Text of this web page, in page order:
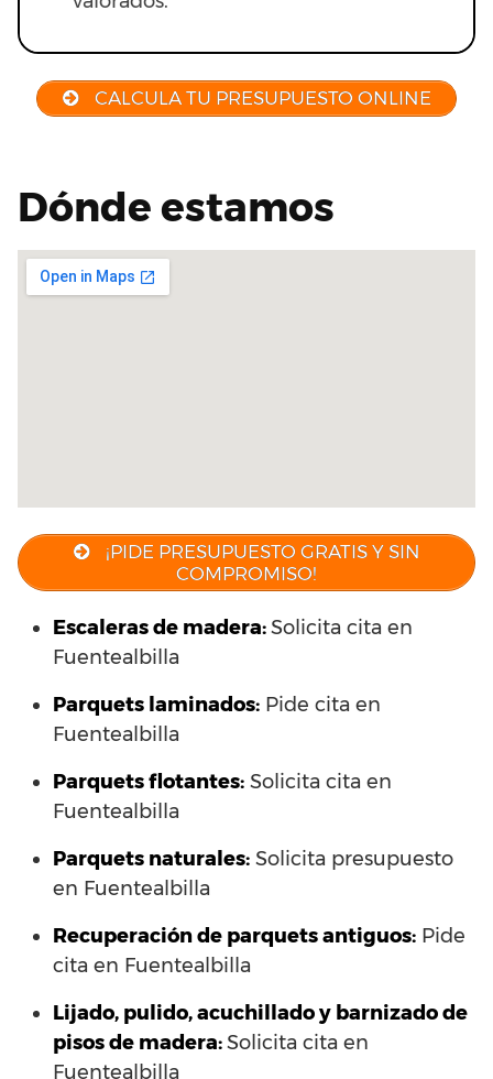
CALCULA TU PRESUPUESTO ONLINE
Dónde estamos
¡PIDE PRESUPUESTO GRATIS Y SIN
COMPROMISO!
Escaleras de madera:Solicita cita en
Fuentealbilla
Parquets laminados: Pide cita en
Fuentealbilla
Parquets flotantes: Solicita cita en
Fuentealbilla
Parquets naturales: Solicita presupuesto
en Fuentealbilla
Recuperación de parquets antiguos: Pide
cita en Fuentealbilla
Lijado, pulido, acuchillado y barnizado de
pisos de madera:Solicita cita en
Fuentealbilla